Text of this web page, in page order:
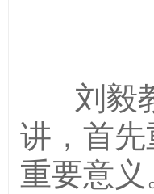
刘毅
讲，首先
重要意